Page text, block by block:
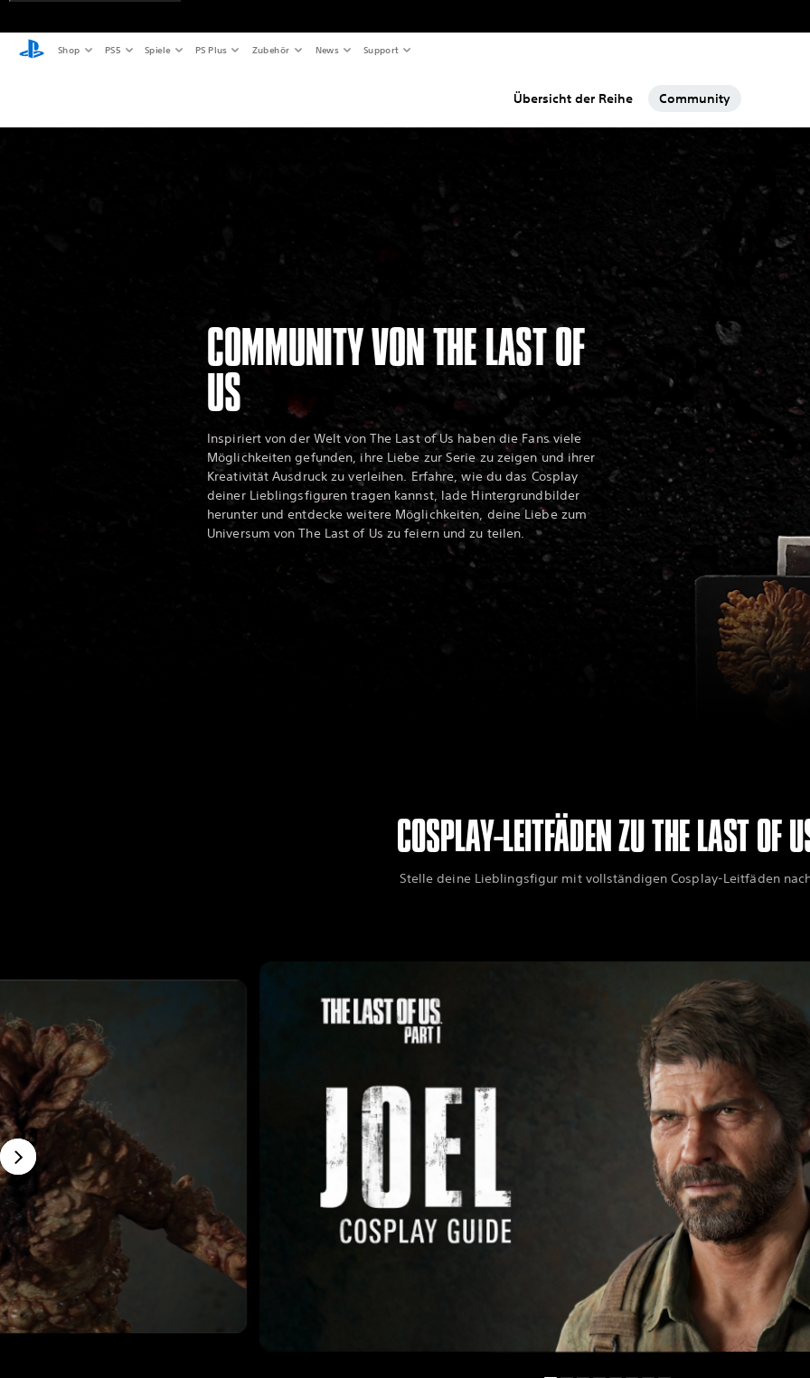
Shop PS5 Spiele PS Plus Zubehör News Support
Übersicht der Reihe Community
COMMUNITY VON THE LAST OF
US
Inspiriert von der Welt von The Last of Us haben die Fans viele
Möglichkeiten gefunden, ihre Liebe zur Serie zu zeigen und ihrer
Kreativität Ausdruck zu verleihen. Erfahre, wie du das Cosplay
deiner Lieblingsfiguren tragen kannst, lade Hintergrundbilder
herunter und entdecke weitere Möglichkeiten, deine Liebe zum
Universum von The Last of Us zu feiern und zu teilen.
COSPLAY-LEITFÄDEN ZU THE LAST OF
Stelle deine Lieblingsfigur mit vollständigen Cosplay-Leitfäden